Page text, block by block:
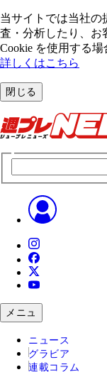
当サイトでは当社の
査・分析したり、お
Cookie を使⽤する場
詳しくはこちら
閉じる
メニュ
ニュース
グラビア
連載コラム